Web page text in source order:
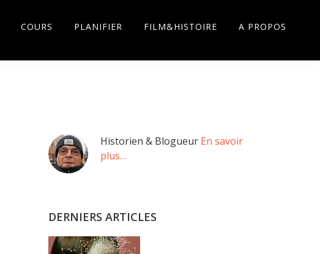
COURS PLANIFIER FILM&HISTOIRE A PROPOS
Barre
latérale
Historien & Blogueur En savoir
plus…
DERNIERS ARTICLES